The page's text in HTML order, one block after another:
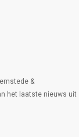
&
het laatste nieuws uit